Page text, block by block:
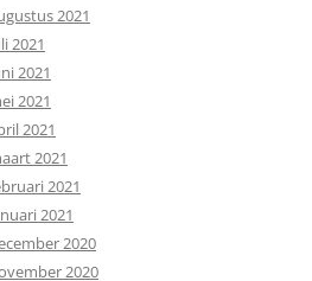
2021
2021
2021
2021
2021
2021
2021
2021
2020
2020